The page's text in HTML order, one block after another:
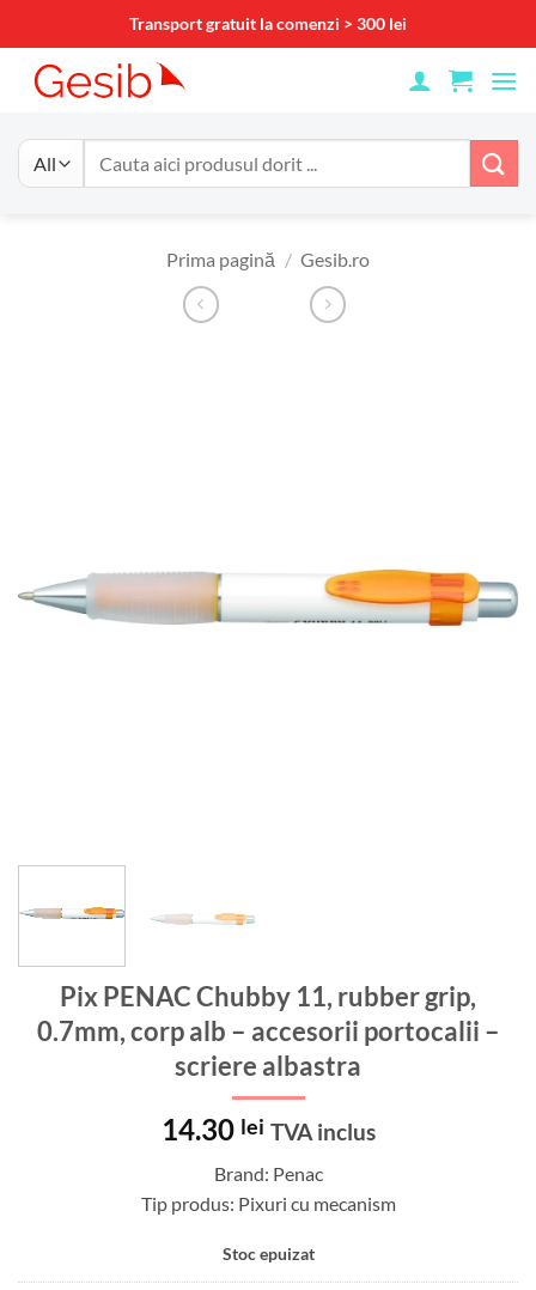
to
content
Transport gratuit la comenzi > 300 lei
Prima pagină / Gesib.ro
Pix PENAC Chubby 11, rubber grip,
0.7mm, corp alb – accesorii portocalii –
scriere albastra
14.30 lei TVA inclus
Brand: Penac
Tip produs: Pixuri cu mecanism
Stoc epuizat